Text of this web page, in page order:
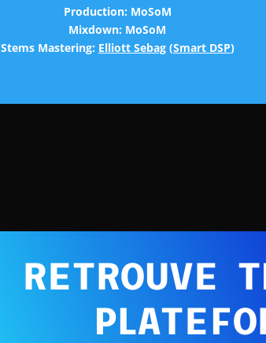
Production: MoSoM
Mixdown: MoSoM
Stems Mastering: Elliott Sebag(Smart DSP)
RETROUVE